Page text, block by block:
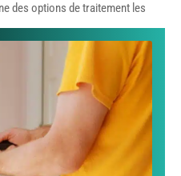
des options de traitement les